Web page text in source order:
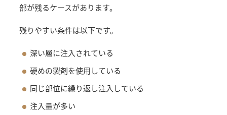
部が残るケースがあります。
残りやすい条件は以下です。
深い層に注入されている
硬めの製剤を使用している
同じ部位に繰り返し注入している
注入量が多い